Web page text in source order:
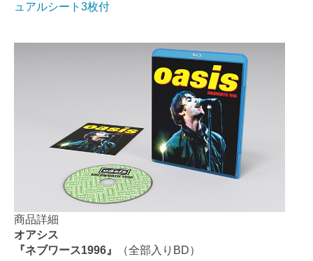
ュアルシート3枚付
商品詳細
オアシス
『ネブワース1996』
（全部入りBD）